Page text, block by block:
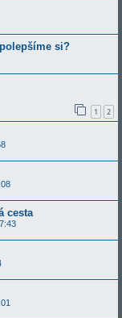
si?
1 2
cesta